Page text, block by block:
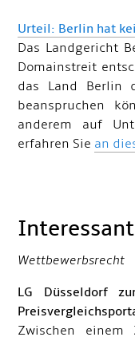
Urteil: Berlin hat
Das Landgericht
Domainstreit
das Land Berlin
beanspruchen
anderem auf
erfahren Sie an
Wettbewerbsrecht
LG Düsseldorf
Zwischen einem